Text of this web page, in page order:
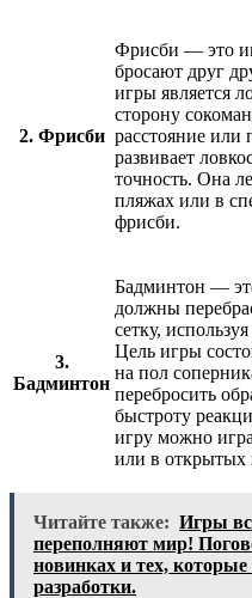
2. Фрисби
Фрисби — это
бросают друг
игры является
сторону
расстояние или
развивает
точность. Она
пляжах или в
фрисби.
3.
Бадминтон
Бадминтон —
должны
сетку,
Цель игры
на пол
перебросить
быстроту
игру можно
или в открытых
Читайте также: Игры
переполняют мир!
новинках и тех,
разработки.